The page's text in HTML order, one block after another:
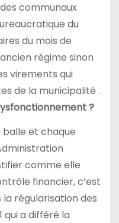
communaux
du
du mois de
régime sinon
virements qui
de la municipalité .
?
et chaque
comme elle
financier, c’est
régularisation des
qui a différé la